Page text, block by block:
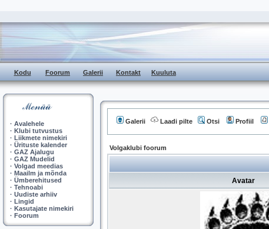
Kodu Foorum Galerii Kontakt Kuuluta
· Avalehele
· Klubi tutvustus
· Liikmete nimekiri
· Ürituste kalender
· GAZ Ajalugu
· GAZ Mudelid
· Volgad meedias
· Maailm ja mõnda
· Ümberehitused
· Tehnoabi
· Uudiste arhiiv
· Lingid
· Kasutajate nimekiri
· Foorum
Galerii Laadi pilte Otsi Profiil
Volgaklubi foorum
Avatar